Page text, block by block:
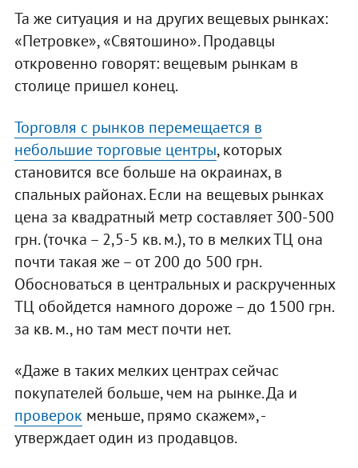
Та же ситуация и на других вещевых рынках:
«Петровке», «Святошино». Продавцы
откровенно говорят: вещевым рынкам в
столице пришел конец.
Торговля с рынков перемещается в
небольшие торговые центры, которых
становится все больше на окраинах, в
спальных районах. Если на вещевых рынках
цена за квадратный метр составляет 300-500
грн. (точка – 2,5-5 кв. м.), то в мелких ТЦ она
почти такая же – от 200 до 500 грн.
Обосноваться в центральных и раскрученных
ТЦ обойдется намного дороже – до 1500 грн.
за кв. м., но там мест почти нет.
«Даже в таких мелких центрах сейчас
покупателей больше, чем на рынке. Да и
проверок меньше, прямо скажем», -
утверждает один из продавцов.